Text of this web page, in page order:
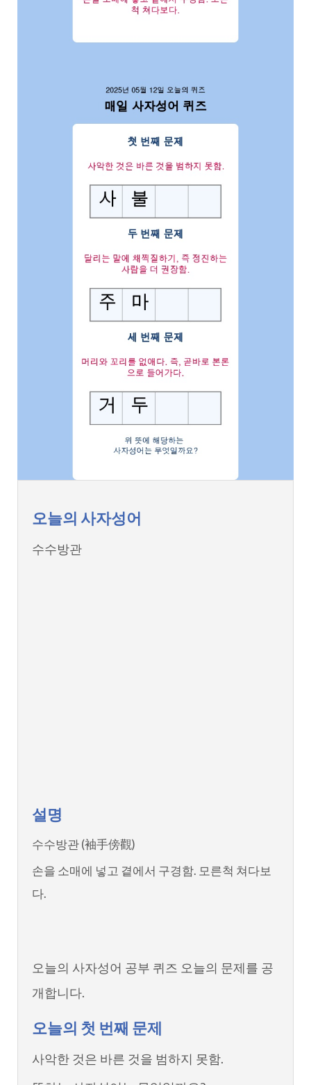
오늘의 사자성어
수수방관
설명
수수방관 (袖手傍觀)
손을 소매에 넣고 곁에서 구경함. 모른척 쳐다보
다.
오늘의 사자성어 공부 퀴즈 오늘의 문제를 공
개합니다.
오늘의 첫 번째 문제
사악한 것은 바른 것을 범하지 못함.